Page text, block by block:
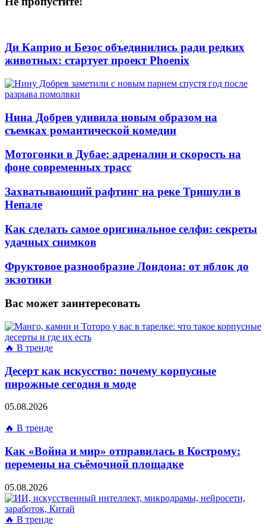
Ди Каприо и Безос объединились ради редких
животных: стартует проект Phoenix
Нина Добрев удивила новым образом на
съемках романтической комедии
Мотогонки в Дубае: адреналин и скорость на
фоне современных трасс
Захватывающий рафтинг на реке Тришули в
Непале
Как сделать самое оригинальное селфи: секреты
удачных снимков
Фруктовое разнообразие Лондона: от яблок до
экзотики
Вас может заинтересовать
🔥 В тренде
Десерт как искусство: почему корпусные
пирожные сегодня в моде
05.08.2026
🔥 В тренде
Как «Война и мир» отправилась в Кострому:
перемены на съёмочной площадке
05.08.2026
🔥 В тренде